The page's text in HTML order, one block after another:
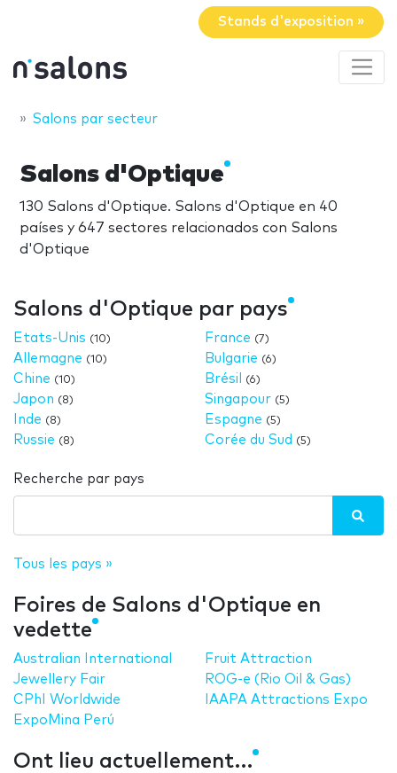
Stands d'exposition »
Salons par secteur
Salons d'Optique
130 Salons d'Optique. Salons d'Optique en 40
países y 647 sectores relacionados con Salons
d'Optique
Salons d'Optique par pays
Etats-Unis (10)
Allemagne (10)
Chine (10)
Japon (8)
Inde (8)
Russie (8)
France (7)
Bulgarie (6)
Brésil (6)
Singapour (5)
Espagne (5)
Corée du Sud (5)
Recherche par pays
Tous les pays »
Foires de Salons d'Optique en
vedette
Australian International
Jewellery Fair
CPhI Worldwide
ExpoMina Perú
Fruit Attraction
ROG-e (Rio Oil & Gas)
IAAPA Attractions Expo
Ont lieu actuellement…